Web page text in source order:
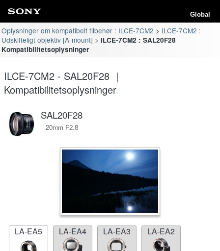
Global
Oplysninger om kompatibelt tilbehør : ILCE-7CM2
ILCE-7CM2 :
Udskifteligt objektiv [A-mount]
ILCE-7CM2 : SAL20F28
Kompatibilitetsoplysninger
ILCE-7CM2 - SAL20F28 ｜
Kompatibilitetsoplysninger
SAL20F28
20mm F2.8
LA-EA5 LA-EA4 LA-EA3 LA-EA2